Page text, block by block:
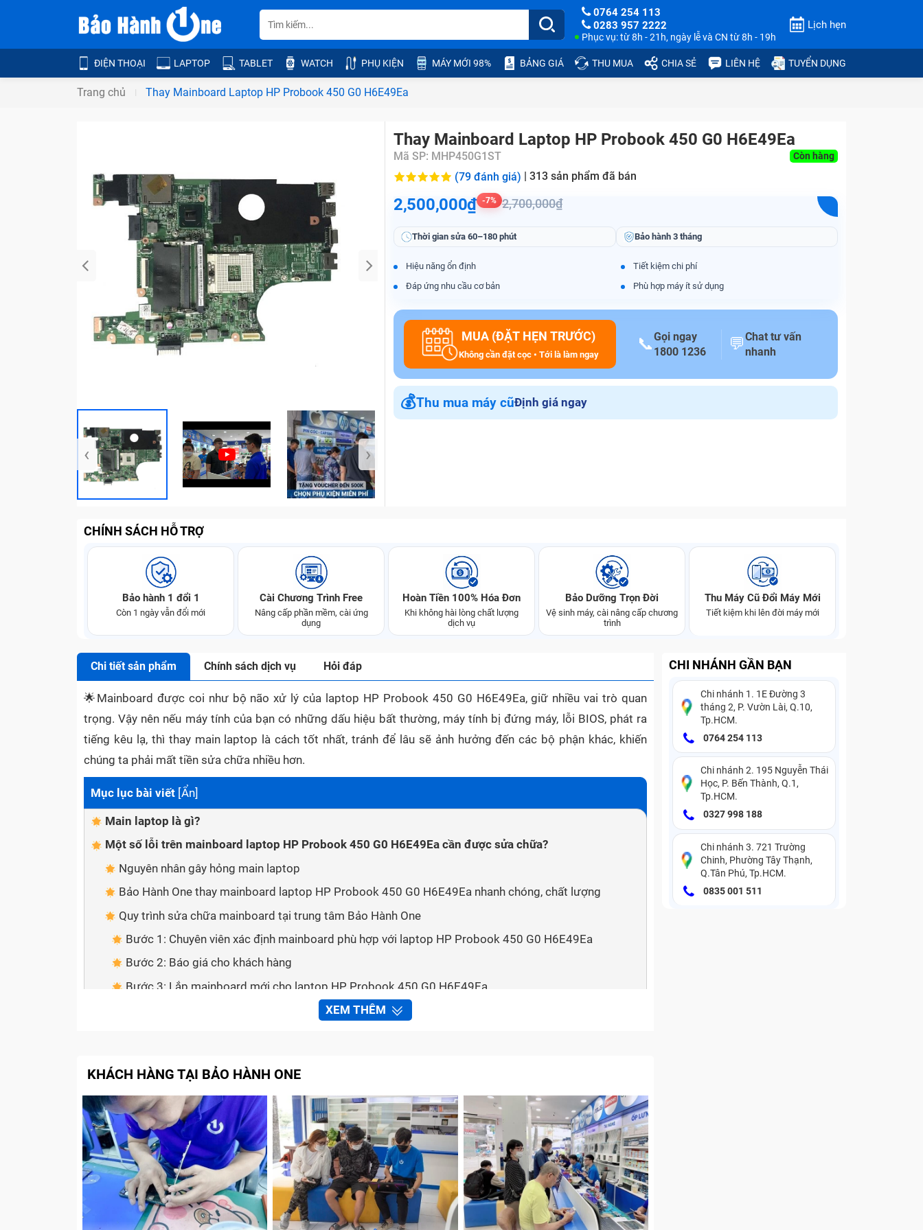
0764 254 113
0283 957 2222
Phục vụ: từ 8h - 21h, ngày lễ và CN từ 8h - 19h
Lịch hẹn
ĐIỆN THOẠI LAPTOP TABLET WATCH PHỤ KIỆN MÁY MỚI 98% BẢNG GIÁ THU MUA CHIA SẺ LIÊN HỆ TUYỂN DỤNG
Trang chủ Thay Mainboard Laptop HP Probook 450 G0 H6E49Ea
Bảo Hành One
‹ ›
Thay Mainboard Laptop HP Probook 450 G0 H6E49Ea
Mã SP: MHP450G1ST Còn hàng
(79 đánh giá) | 313 sản phẩm đã bán
2,500,000₫ -7% 2,700,000₫
Thời gian sửa 60–180 phút Bảo hành 3 tháng
Hiệu năng ổn định
Đáp ứng nhu cầu cơ bản
Tiết kiệm chi phí
Phù hợp máy ít sử dụng
MUA (ĐẶT HẸN TRƯỚC)
Không cần đặt cọc • Tới là làm ngay
📞Gọi ngay
1800 1236
💬Chat tư vấn
nhanh
💰Thu mua máy cũĐịnh giá ngay
CHÍNH SÁCH HỖ TRỢ
Bảo hành 1 đổi 1
Còn 1 ngày vẫn đổi mới
Cài Chương Trình Free
Nâng cấp phần mềm, cài ứng
dụng
Hoàn Tiền 100% Hóa Đơn
Khi không hài lòng chất lượng
dịch vụ
Bảo Dưỡng Trọn Đời
Vệ sinh máy, cài nâng cấp chương
trình
Thu Máy Cũ Đổi Máy Mới
Tiết kiệm khi lên đời máy mới
Chi tiết sản phẩm Chính sách dịch vụ Hỏi đáp
🌟 Mainboard được coi như bộ não xử lý của laptop HP Probook 450 G0 H6E49Ea, giữ nhiều vai trò quan
trọng. Vậy nên nếu máy tính của bạn có những dấu hiệu bất thường, máy tính bị đứng máy, lỗi BIOS, phát ra
tiếng kêu lạ, thì thay main laptop là cách tốt nhất, tránh để lâu sẽ ảnh hưởng đến các bộ phận khác, khiến
chúng ta phải mất tiền sửa chữa nhiều hơn.
Mục lục bài viết [Ẩn]
Main laptop là gì?
Một số lỗi trên mainboard laptop HP Probook 450 G0 H6E49Ea cần được sửa chữa?
Nguyên nhân gây hỏng main laptop
Bảo Hành One thay mainboard laptop HP Probook 450 G0 H6E49Ea nhanh chóng, chất lượng
Quy trình sửa chữa mainboard tại trung tâm Bảo Hành One
Bước 1: Chuyên viên xác định mainboard phù hợp với laptop HP Probook 450 G0 H6E49Ea
Bước 2: Báo giá cho khách hàng
Bước 3: Lắp mainboard mới cho laptop HP Probook 450 G0 H6E49Ea
Bước 4: Dán Tem bảo hành và thanh toán
Main laptop là gì?
Main laptop(hay còn gọi là mainboardhoặcbo mạch chủ) là một bảng mạch điện tử lớn, đóng vai trò trung
tâm kết nối và điều phối hoạt động của tất cả các linh kiện bên trong laptop. Mainboard laptop là thành phần
quan trọng nhất, quyết định hiệu suất và khả năng hoạt động của máy tính.
XEM THÊM
KHÁCH HÀNG TẠI BẢO HÀNH ONE
CHI NHÁNH GẦN BẠN
Chi nhánh 1. 1E Đường 3
tháng 2, P. Vườn Lài, Q.10,
Tp.HCM.
0764 254 113
Chi nhánh 2. 195 Nguyễn Thái
Học, P. Bến Thành, Q.1,
Tp.HCM.
0327 998 188
Chi nhánh 3. 721 Trường
Chinh, Phường Tây Thạnh,
Q.Tân Phú, Tp.HCM.
0835 001 511